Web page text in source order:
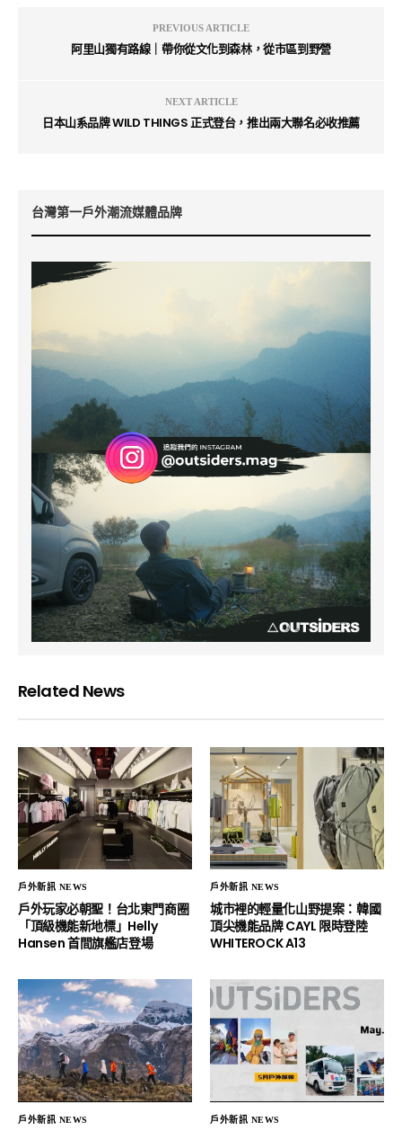
PREVIOUS ARTICLE
阿里山獨有路線｜帶你從文化到森林，從市區到野營
NEXT ARTICLE
日本山系品牌 WILD THINGS 正式登台，推出兩大聯名必收推薦
台灣第一戶外潮流媒體品牌
Related News
戶外新訊 NEWS
戶外玩家必朝聖！台北東門商圈
「頂級機能新地標」Helly
Hansen 首間旗艦店登場
戶外新訊 NEWS
城市裡的輕量化山野提案：韓國
頂尖機能品牌 CAYL 限時登陸
WHITEROCK A13
戶外新訊 NEWS 戶外新訊 NEWS